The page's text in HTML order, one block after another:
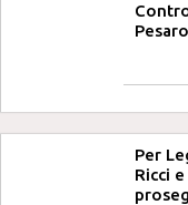
Per
Ricci